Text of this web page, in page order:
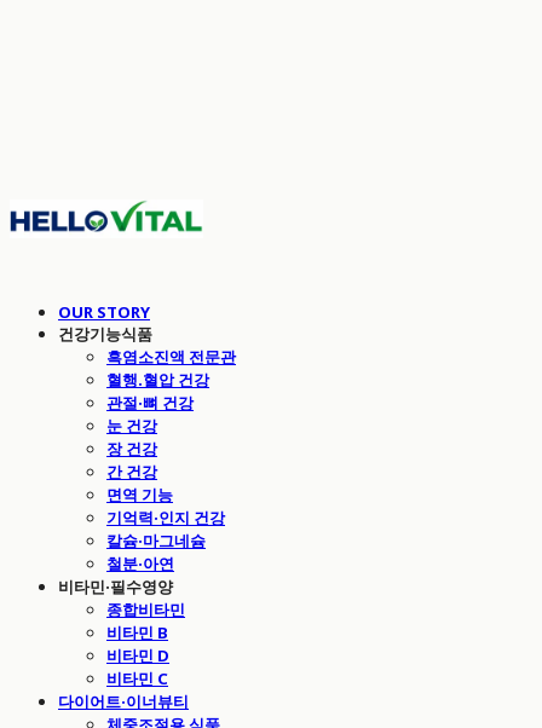
OUR STORY
건강기능식품
흑염소진액 전문관
혈행.혈압 건강
관절·뼈 건강
눈 건강
장 건강
간 건강
면역 기능
기억력·인지 건강
칼슘·마그네슘
철분·아연
비타민·필수영양
종합비타민
비타민 B
비타민 D
비타민 C
다이어트·이너뷰티